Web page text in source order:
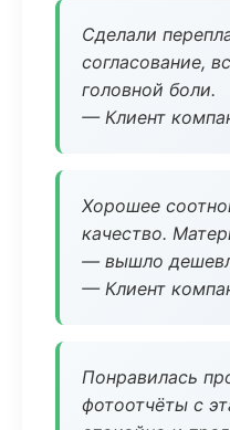
Сделали
согласование,
головной боли.
— Клиент
Хорошее
качество.
— вышло
— Клиент
Понравилась
фотоотчёты с